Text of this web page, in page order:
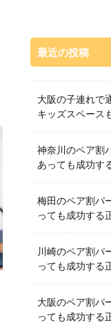
最近の投稿
大阪の子連れで
キッズスペース
神奈川のペア割
あっても成功す
梅田のペア割パ
っても成功する
川崎のペア割パ
っても成功する
大阪のペア割パ
っても成功する